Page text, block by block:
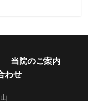
当院のご案内
わせ